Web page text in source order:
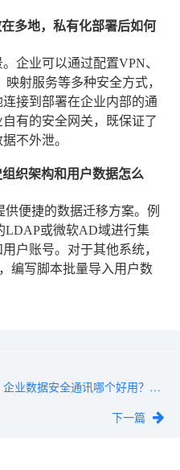
多地，私有化部署后如何
企业可以通过配置VPN、
射服务等多种安全方式，
接到部署在企业内部的通
有的安全网关，既保证了
不外泄。
织架构和用户数据怎么
便捷的数据迁移方案。例
LDAP或微软AD域进行集
户账号。对于其他系统，
编写脚本批量导入用户数
企业数据安全通讯哪个好用？实测体验对比
下一篇